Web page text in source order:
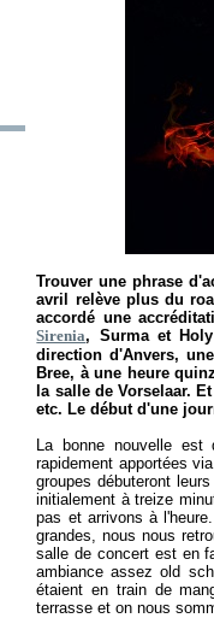
Trouver une phrase
avril relève plus du
accordé une
Sirenia, Surma et
direction d'Anvers,
Bree, à une heure
la salle de Vorselaar.
etc. Le début d'une
La bonne nouvelle
rapidement apportées
groupes débuteront
initialement à treize
pas et arrivons à
grandes, nous nous
salle de concert est en
ambiance assez old
étaient en train de
terrasse et on nous